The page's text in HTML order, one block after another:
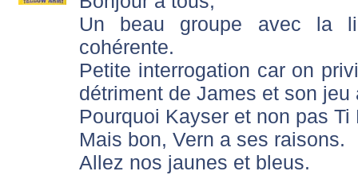
Un beau groupe avec la
cohérente.
Petite interrogation car on
détriment de James et son
Pourquoi Kayser et non pas Ti
Mais bon, Vern a ses raisons.
Allez nos jaunes et bleus.